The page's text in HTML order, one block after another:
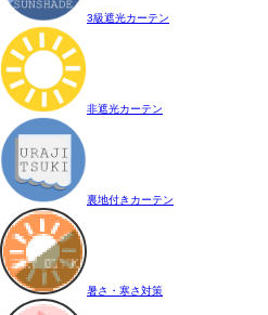
3級遮光カーテン
非遮光カーテン
裏地付きカーテン
暑さ・寒さ対策